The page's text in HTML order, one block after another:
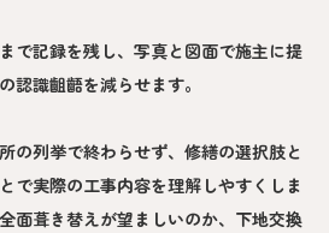
で記録を残し、写真と図面で施主に提
認識齟齬を減らせます。
の列挙で終わらせず、修繕の選択肢と
で実際の工事内容を理解しやすくしま
面葺き替えが望ましいのか、下地交換